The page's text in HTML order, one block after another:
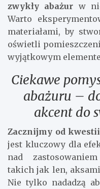
zwykły abażur w
Warto
materiałami, by
oświetli
wyjątkowym
Ciekawe
abażuru –
akcent do
Zacznijmy od
jest kluczowy dla
nad
takich jak len,
Nie tylko nadadzą